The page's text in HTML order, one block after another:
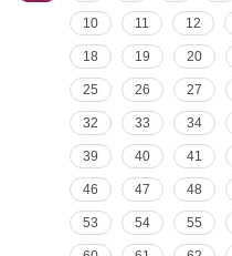
10 11 12
18 19 20
25 26 27
32 33 34
39 40 41
46 47 48
53 54 55